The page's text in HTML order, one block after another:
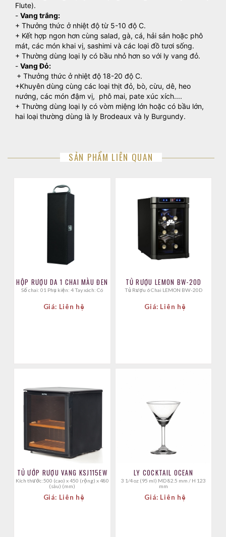
Flute).
- Vang trắng:
+ Thưởng thức ở nhiệt độ từ 5-10 độ C.
+ Kết hợp ngon hơn cùng salad, gà, cá, hải sản hoặc phô
mát, các món khai vị, sashimi và các loại đồ tươi sống.
+ Thường dùng loại ly có bầu nhỏ hơn so với ly vang đỏ.
- Vang Đỏ:
+ Thưởng thức ở nhiệt độ 18-20 độ C.
+Khuyên dùng cùng các loại thịt đỏ, bò, cừu, dê, heo
nướng, các món đậm vị, phô mai, pate xúc xích....
+ Thường dùng loại ly có vòm miệng lớn hoặc có bầu lớn,
hai loại thường dùng là ly Brodeaux và ly Burgundy.
SẢN PHẨM LIÊN QUAN
HỘP RƯỢU DA 1 CHAI MÀU ĐEN
Số chai: 01 Phụ kiện: 4 Tay xách: Có
Giá: Liên hệ
TỦ RƯỢU LEMON BW-20D
Tủ Rượu 6 Chai LEMON BW-20D
Giá: Liên hệ
TỦ ƯỚP RƯỢU VANG KSJ115EW
Kích thước:500 (cao) x 450 (rộng) x 480
(sâu) (mm)
Giá: Liên hệ
LY COCKTAIL OCEAN
3 1⁄4 oz (95 ml) MD 82.5 mm / H 123
mm
Giá: Liên hệ